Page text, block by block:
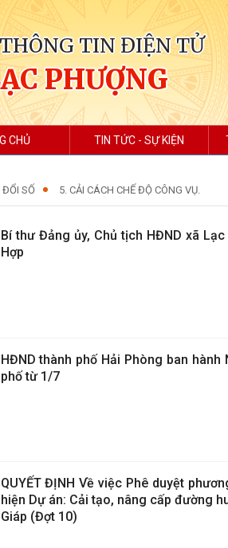
TIN ĐIỆN TỬ
PHƯỢNG
CHỦ TIN TỨC - SỰ KIỆN
ĐỔI SỐ 5. CẢI CÁCH CHẾ ĐỘ CÔNG VỤ.
Bí thư Đảng ủy, Chủ tịch HĐND xã
Hợp
HĐND thành phố Hải Phòng ban
phố từ 1/7
QUYẾT ĐỊNH Về việc Phê duyệt
hiện Dự án: Cải tạo, nâng cấp đường
Giáp (Đợt 10)